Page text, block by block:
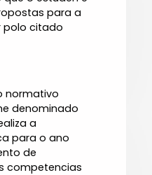
para a
polo citado
normativo
denominado
a
para o ano
de
competencias